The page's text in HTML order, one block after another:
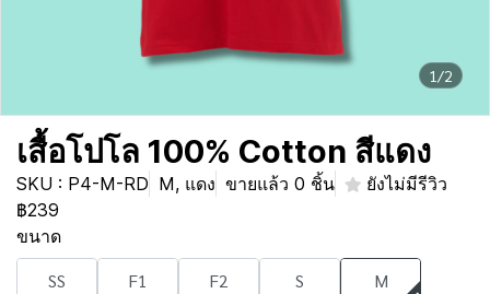
1/2
เสื้อโปโล 100% Cotton สีแดง
SKU : P4-M-RD M, แดง ขายแล้ว 0 ชิ้น
ยังไม่มีรีวิว
฿239
ขนาด
SS F1 F2 S
M